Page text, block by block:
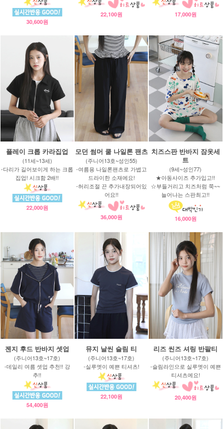
30,600원
22,100원 17,000원
플레이 크롭 카라집업
(11세~13세)
-다리가 길어보이게 하는 크롭
집업! 시크함 2배!!
22,000원
모던 썸머 쿨 나일론 팬츠
(주니어13호~성인55)
-여름용 나일론팬츠로 가볍고
드라이한 소재에요!
-허리조절 끈 추가내장되어있
어요!!
36,000원
치즈스판 반바지 잠옷세
트
(9세~성인77)
★아동사이즈 추가입고!!
☆부들거리고 치즈처럼 쭉~~
늘어나는 스판최고!!
16,000원
젠지 후드 반바지 셋업
(주니어13호~17호)
-데일리 여름 셋업 추천!! 강
추!!
54,400원
뮤지 날씬 슬림 티
(주니어13호~17호)
-실루엣이 예쁜 티셔츠!
22,100원
리즈 씬즈 셔링 반팔티
(주니어13호~17호)
-슬림라인으로 실루엣이 예쁜
티셔츠에요!
20,400원